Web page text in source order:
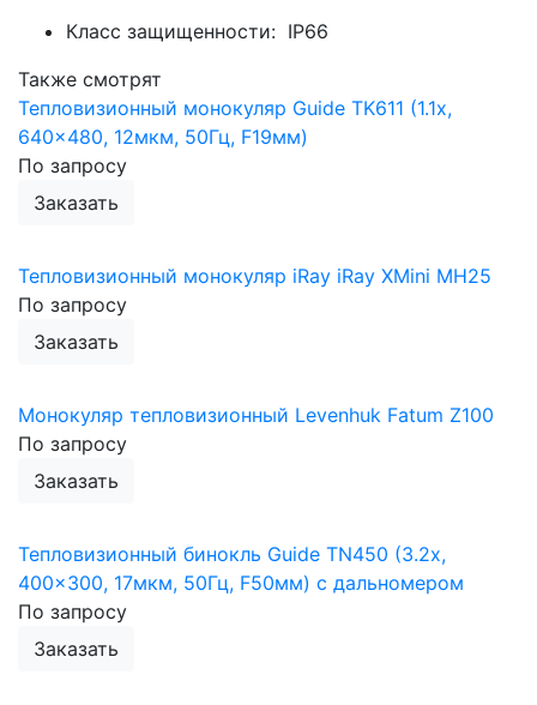
Класс защищенности: IP66
Также смотрят
Тепловизионный монокуляр Guide TK611 (1.1x,
640x480, 12мкм, 50Гц, F19мм)
По запросу
Заказать
Тепловизионный монокуляр iRay iRay XMini MH25
По запросу
Заказать
Монокуляр тепловизионный Levenhuk Fatum Z100
По запросу
Заказать
Тепловизионный бинокль Guide TN450 (3.2x,
400x300, 17мкм, 50Гц, F50мм) с дальномером
По запросу
Заказать